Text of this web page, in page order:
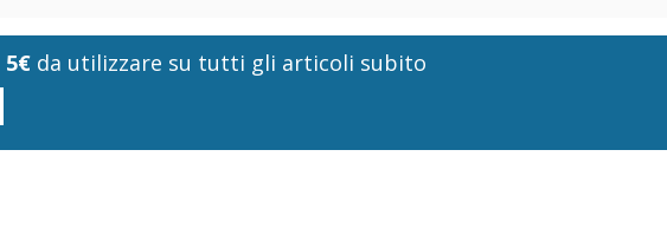
5€da utilizzare su tutti gli articoli subito